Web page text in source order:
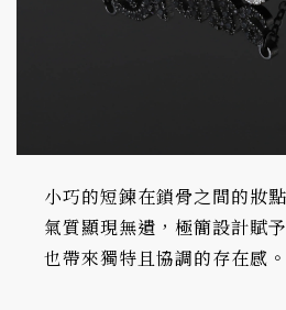
小巧的短鍊在鎖骨之間的妝
氣質顯現無遺，極簡設計賦
也帶來獨特且協調的存在感。